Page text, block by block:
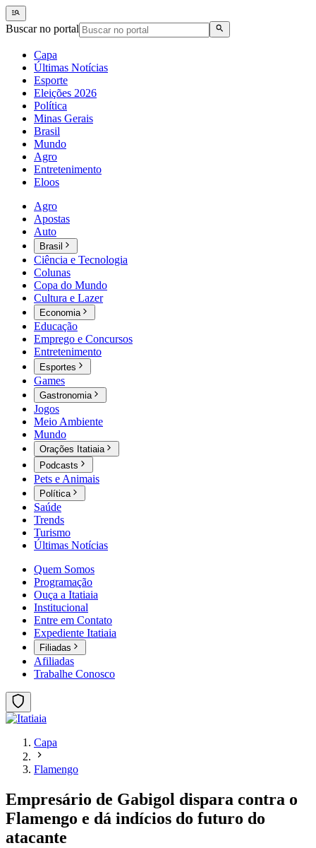
Buscar no portal
Capa
Últimas Notícias
Esporte
Eleições 2026
Política
Minas Gerais
Brasil
Mundo
Agro
Entretenimento
Eloos
Agro
Apostas
Auto
Brasil
Ciência e Tecnologia
Colunas
Copa do Mundo
Cultura e Lazer
Economia
Educação
Emprego e Concursos
Entretenimento
Esportes
Games
Gastronomia
Jogos
Meio Ambiente
Mundo
Orações Itatiaia
Podcasts
Pets e Animais
Política
Saúde
Trends
Turismo
Últimas Notícias
Quem Somos
Programação
Ouça a Itatiaia
Institucional
Entre em Contato
Expediente Itatiaia
Filiadas
Afiliadas
Trabalhe Conosco
Capa
Flamengo
Empresário de Gabigol dispara contra o
Flamengo e dá indícios do futuro do
atacante